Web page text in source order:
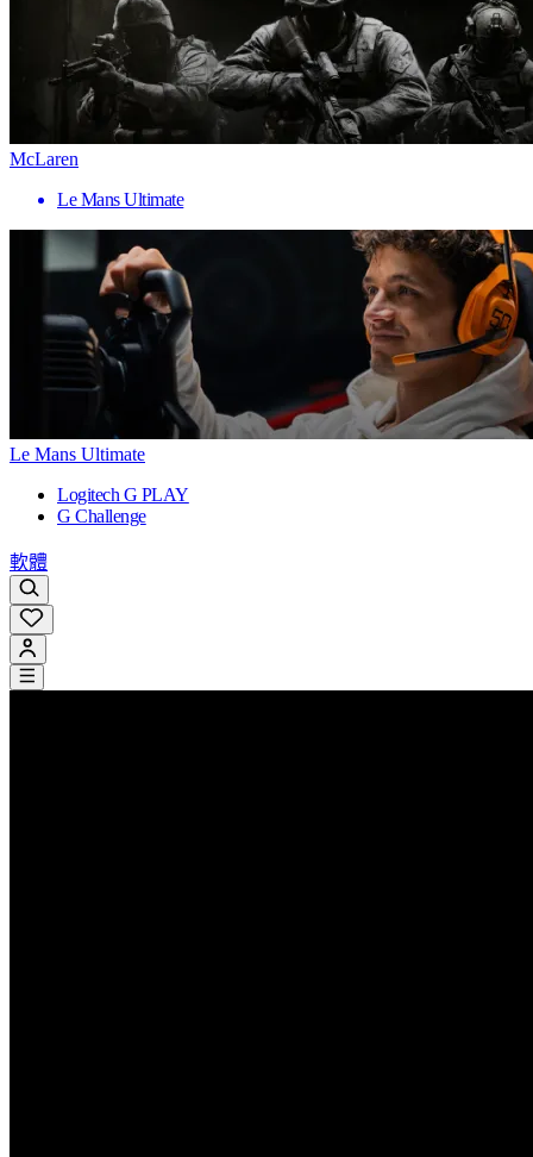
McLaren
Le Mans Ultimate
Le Mans Ultimate
Logitech G PLAY
G Challenge
軟體